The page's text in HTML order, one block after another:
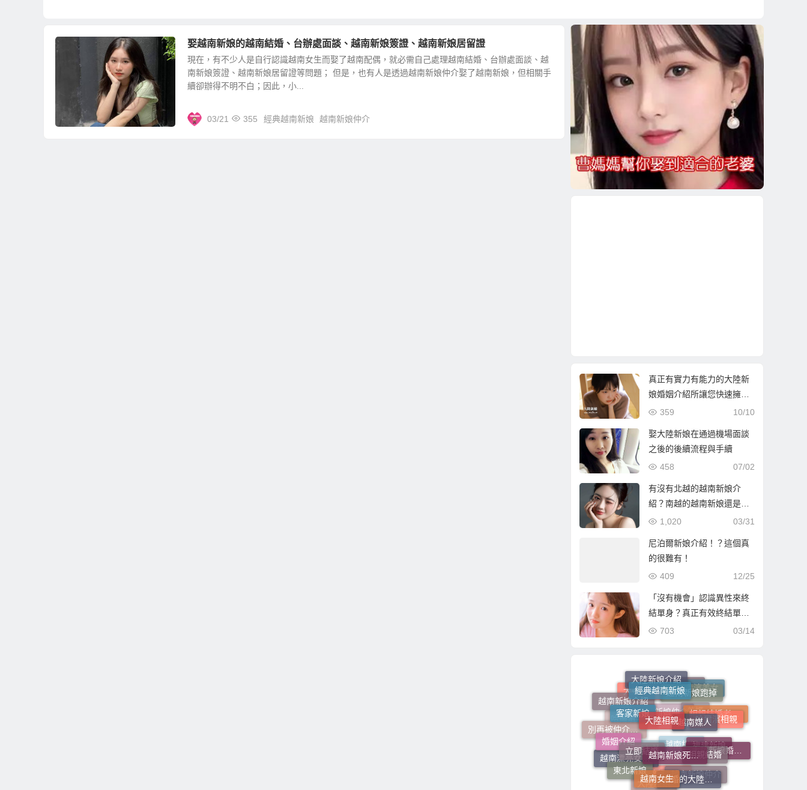
娶越南新娘的越南結婚、台辦處面談、越南新娘簽證、越南新娘居留證
現在，有不少人是自行認識越南女生而娶了越南配偶，就必需自己處理越南結婚、台辦處面談、越
南新娘簽證、越南新娘居留證等問題； 但是，也有人是透過越南新娘仲介娶了越南新娘，但相關手
續卻辦得不明不白；因此，小...
03/21 355 經典越南新娘 越南新娘仲介
真正有實力有能力的大陸新
娘婚姻介紹所讓您快速擁有
伴侶…
10/10
359
娶大陸新娘在通過機場面談
之後的後續流程與手續
07/02
458
有沒有北越的越南新娘介
紹？南越的越南新娘還是北
越的越南新娘比較好？ 03/31
1,020
尼泊爾新娘介紹！？這個真
的很難有！
12/25
409
「沒有機會」認識異性來終
結單身？真正有效終結單身
的方式是…
03/14
703
大陸新娘
新疆新娘
越南新娘仲介
未婚的大陸新娘
越南女生
東北新娘越南漂亮女生伴侶
婚友社 越南相親
福建新娘
大陸新娘婚姻媒合介紹所
相親結婚
越南新娘死要錢
立即結婚
婚姻介紹別再被仲介唬爛
哈爾濱新娘大陸新娘仲介
養媽
相親結婚老司機
哈爾濱相親
越南媒人
大陸相親
客家新娘
越南新娘介紹
大連新娘 大陸新娘婚姻媒合
哈爾濱美女
越南新娘跑掉
經典越南新娘
大陸新娘介紹